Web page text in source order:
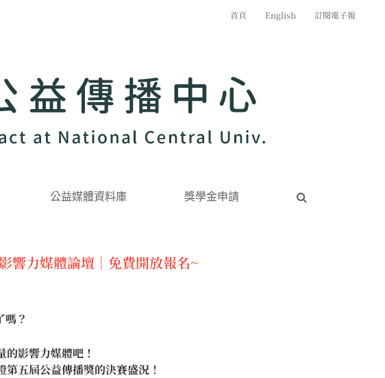
首頁 English 訂閱電子報
公益媒體資料庫 獎學金申請
響力媒體論壇｜免費開放報名~
嗎？
影響力媒體吧！
五屆公益傳播獎的決賽盛況！